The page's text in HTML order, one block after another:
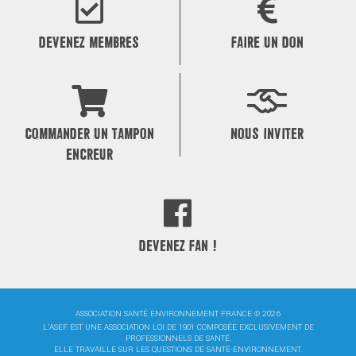
DEVENEZ MEMBRES FAIRE UN DON
COMMANDER UN TAMPON
ENCREUR
NOUS INVITER
DEVENEZ FAN !
ASSOCIATION SANTÉ ENVIRONNEMENT FRANCE © 2026
L'ASEF EST UNE ASSOCIATION LOI DE 1901 COMPOSÉE EXCLUSIVEMENT DE
PROFESSIONNELS DE SANTÉ.
ELLE TRAVAILLE SUR LES QUESTIONS DE SANTÉ-ENVIRONNEMENT.